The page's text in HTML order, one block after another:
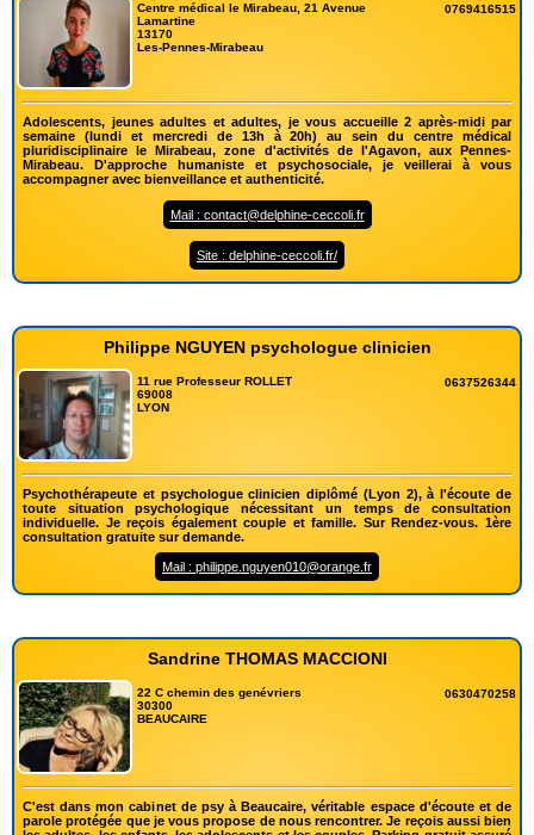
Centre médical le Mirabeau, 21 Avenue
Lamartine
13170
Les-Pennes-Mirabeau
0769416515
Adolescents, jeunes adultes et adultes, je vous accueille 2 après-midi par
semaine (lundi et mercredi de 13h à 20h) au sein du centre médical
pluridisciplinaire le Mirabeau, zone d'activités de l'Agavon, aux Pennes-
Mirabeau. D'approche humaniste et psychosociale, je veillerai à vous
accompagner avec bienveillance et authenticité.
Mail : contact@delphine-ceccoli.fr
Site : delphine-ceccoli.fr/
Philippe NGUYEN psychologue clinicien
11 rue Professeur ROLLET
69008
LYON
0637526344
Psychothérapeute et psychologue clinicien diplômé (Lyon 2), à l'écoute de
toute situation psychologique nécessitant un temps de consultation
individuelle. Je reçois également couple et famille. Sur Rendez-vous. 1ère
consultation gratuite sur demande.
Mail : philippe.nguyen010@orange.fr
Sandrine THOMAS MACCIONI
22 C chemin des genévriers
30300
BEAUCAIRE
0630470258
C'est dans mon cabinet de psy à Beaucaire, véritable espace d'écoute et de
parole protégée que je vous propose de nous rencontrer. Je reçois aussi bien